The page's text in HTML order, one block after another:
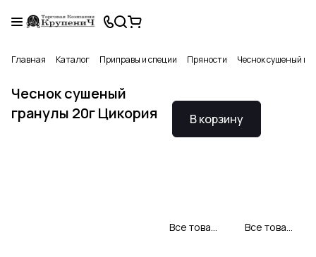
Главная Каталог Приправы и специи Пряности Чеснок сушеный
Чеснок сушеный
гранулы 20г Цикория
В корзину
Все товары CYKORIA S.A. Все товары категории